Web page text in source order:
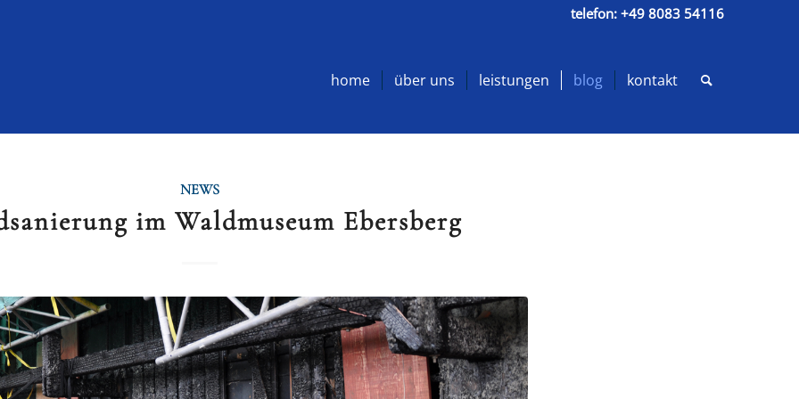
telefon:+49 8083 54116
home über uns leistungen blog kontakt
NEWS
im Waldmuseum Ebersberg